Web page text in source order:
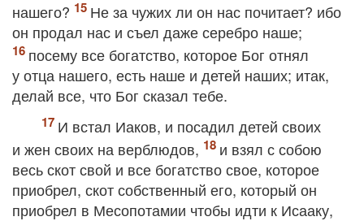
нашего?
Не за чужих ли он нас почитает? ибо
он продал нас и съел даже серебро наше;
посему все богатство, которое Бог отнял
у отца нашего, есть наше и детей наших; итак,
делай все, что Бог сказал тебе.
И встал Иаков, и посадил детей своих
и жен своих на верблюдов,
и взял с собою
весь скот свой и все богатство свое, которое
приобрел, скот собственный его, который он
приобрел в Месопотамии чтобы идти к Исааку,